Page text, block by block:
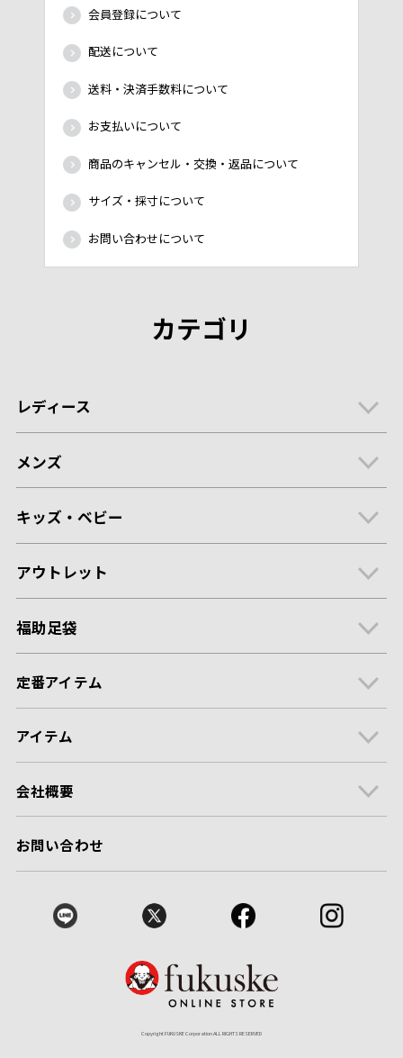
会員登録について
配送について
送料・決済手数料について
お支払いについて
商品のキャンセル・交換・返品について
サイズ・採寸について
お問い合わせについて
カテゴリ
レディース
メンズ
キッズ・ベビー
アウトレット
福助足袋
定番アイテム
アイテム
会社概要
お問い合わせ
Copyright FUKUSKE Corporation ALL RIGHTS RESERVED